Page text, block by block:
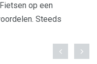
op een
Steeds